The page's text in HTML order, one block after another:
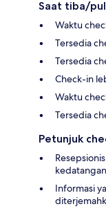
Saat tiba/
Waktu
Tersedia
Tersedia
Check-in
Waktu
Tersedia
Petunjuk
kedatangan
Informasi